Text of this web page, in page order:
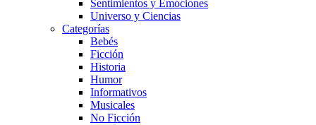
Sentimientos y Emociones
Universo y Ciencias
Categorías
Bebés
Ficción
Historia
Humor
Informativos
Musicales
No Ficción